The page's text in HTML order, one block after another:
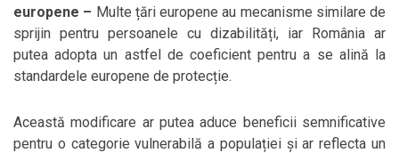
europene – Multe țări europene au mecanisme similare de
sprijin pentru persoanele cu dizabilități, iar România ar
putea adopta un astfel de coeficient pentru a se alină la
standardele europene de protecție.
Această modificare ar putea aduce beneficii semnificative
pentru o categorie vulnerabilă a populației și ar reflecta un